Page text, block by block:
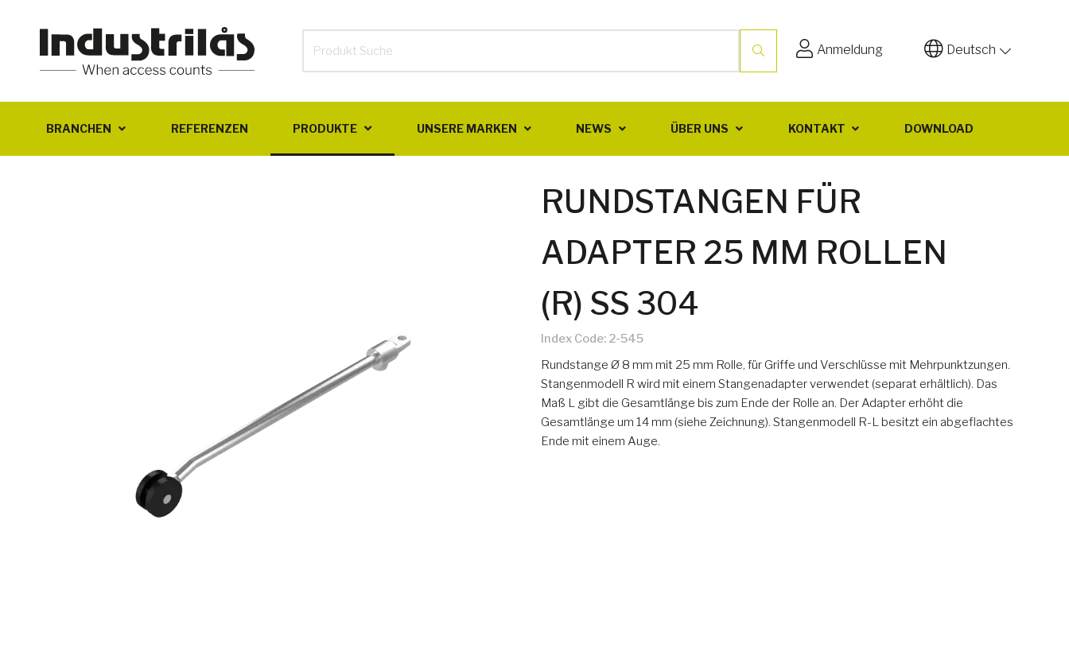
Anmeldung Deutsch
BRANCHEN REFERENZEN PRODUKTE UNSERE MARKEN NEWS ÜBER UNS KONTAKT DOWNLOAD
RUNDSTANGEN FÜR
ADAPTER 25 MM ROLLEN
(R) SS 304
Index Code: 2-545
Rundstange Ø 8 mm mit 25 mm Rolle, für Griffe und Verschlüsse mit Mehrpunktzungen.
Stangenmodell R wird mit einem Stangenadapter verwendet (separat erhältlich). Das
Maß L gibt die Gesamtlänge bis zum Ende der Rolle an. Der Adapter erhöht die
Gesamtlänge um 14 mm (siehe Zeichnung). Stangenmodell R-L besitzt ein abgeflachtes
Ende mit einem Auge.